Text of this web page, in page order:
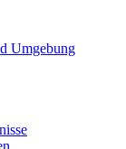
Umgebung